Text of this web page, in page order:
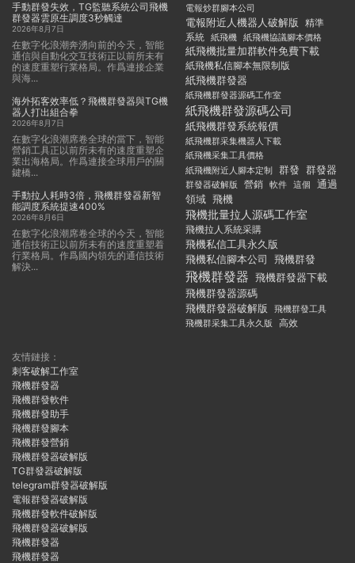
手動群發失效，TG監聽系統公司飛機
群發器雲原生調度3秒觸達
2026年8月7日
在數字化浪潮奔湧向前的今天，智能
通信與自動化交互技術正以前所未有
的速度重塑行業格局。作爲連接企業
與海...
海外拓客效率低？飛機群發器與TG機
器人打出組合拳
2026年8月7日
在數字化浪潮席卷全球的當下，智能
營銷工具正以前所未有的速度重塑企
業出海格局。作爲連接全球用戶的關
鍵橋...
手動拉人耗時3倍，飛機群發器新智
能調度系統提速400%
2026年8月6日
在數字化浪潮席卷全球的今天，智能
通信技術正以前所未有的速度重塑着
行業格局。作爲國内領先的通信技術
解決...
電報炒群腳本公司
電報附近人機器人破解版 精準
系統 紙飛機 紙飛機協議腳本價格
紙飛機批量加群軟件免費下載
紙飛機私信腳本無限制版
紙飛機群發器
紙飛機群發器源碼工作室
紙飛機群發源碼公司
紙飛機群發系統報價
紙飛機群采集機器人下載
紙飛機采集工具價格
紙飛機附近人腳本定制
群發 群發器
群發器破解版 營銷 軟件 這個
通過
領域 飛機
飛機批量拉人源碼工作室
飛機拉人系統采購
飛機私信工具永久版
飛機私信腳本公司
飛機群發
飛機群發器 飛機群發器下載
飛機群發器源碼
飛機群發器破解版
飛機群發工具
飛機群采集工具永久版
高效
友情鏈接：
刺客破解工作室
飛機群發器
飛機群發軟件
飛機群發助手
飛機群發腳本
飛機群發營銷
飛機群發器破解版
TG群發器破解版
telegram群發器破解版
電報群發器破解版
飛機群發軟件破解版
飛機群發器破解版
飛機群發器
飛機群發器